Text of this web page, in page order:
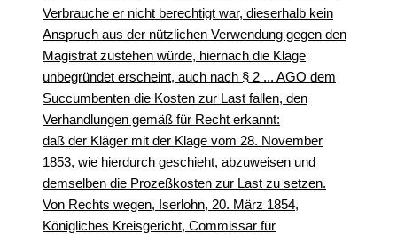
Verbrauche er nicht berechtigt war, dieserhalb kein
Anspruch aus der nützlichen Verwendung gegen den
Magistrat zustehen würde, hiernach die Klage
unbegründet erscheint, auch nach § 2 ... AGO dem
Succumbenten die Kosten zur Last fallen, den
Verhandlungen gemäß für Recht erkannt:
daß der Kläger mit der Klage vom 28. November
1853, wie hierdurch geschieht, abzuweisen und
demselben die Prozeßkosten zur Last zu setzen.
Von Rechts wegen, Iserlohn, 20. März 1854,
Königliches Kreisgericht, Commissar für